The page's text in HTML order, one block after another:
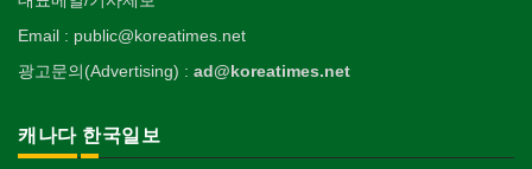
Email : public@koreatimes.net
광고문의(Advertising) : ad@koreatimes.net
캐나다 한국일보